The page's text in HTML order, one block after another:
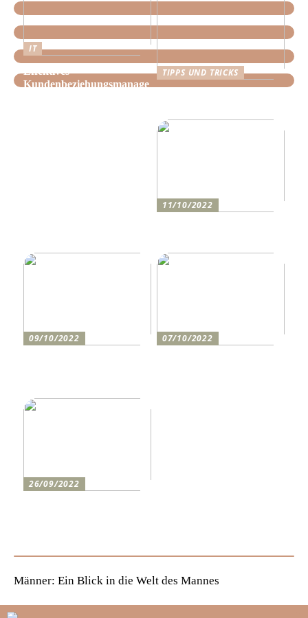
IT
Effektives
Kundenbeziehungsmanage
TIPPS UND TRICKS
11/10/2022
09/10/2022
07/10/2022
26/09/2022
Männer: Ein Blick in die Welt des Mannes